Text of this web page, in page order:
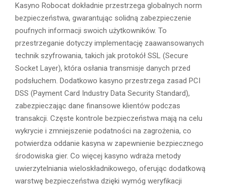
Kasyno Robocat dokładnie przestrzega globalnych norm
bezpieczeństwa, gwarantując solidną zabezpieczenie
poufnych informacji swoich użytkowników. To
przestrzeganie dotyczy implementację zaawansowanych
technik szyfrowania, takich jak protokół SSL (Secure
Socket Layer), która osłania transmisje danych przed
podsłuchem. Dodatkowo kasyno przestrzega zasad PCI
DSS (Payment Card Industry Data Security Standard),
zabezpieczając dane finansowe klientów podczas
transakcji. Częste kontrole bezpieczeństwa mają na celu
wykrycie i zmniejszenie podatności na zagrożenia, co
potwierdza oddanie kasyna w zapewnienie bezpiecznego
środowiska gier. Co więcej kasyno wdraża metody
uwierzytelniania wieloskładnikowego, oferując dodatkową
warstwę bezpieczeństwa dzięki wymóg weryfikacji